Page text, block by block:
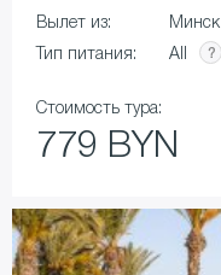
Вылет из:
Минск
Тип питания:
All
Стоимость тура:
779 BYN